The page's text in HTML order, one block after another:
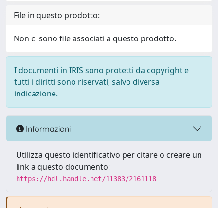
File in questo prodotto:
Non ci sono file associati a questo prodotto.
I documenti in IRIS sono protetti da copyright e
tutti i diritti sono riservati, salvo diversa
indicazione.
Informazioni
Utilizza questo identificativo per citare o creare un
link a questo documento:
https://hdl.handle.net/11383/2161118